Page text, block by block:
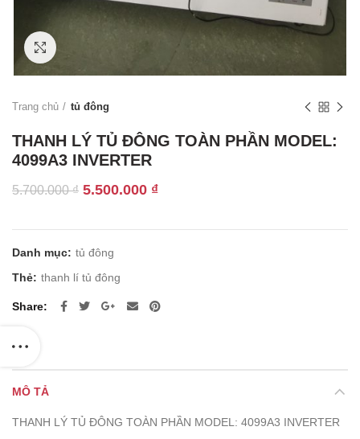
Trang chủ tủ đông
THANH LÝ TỦ ĐÔNG TOÀN PHẦN MODEL:
4099A3 INVERTER
5.700.000₫ Giá
5.500.000 ₫Giá
Danh mục: tủ đông
Thẻ: thanh lí tủ đông
Share
MÔ TẢ
THANH LÝ TỦ ĐÔNG TOÀN PHẦN MODEL: 4099A3 INVERTER